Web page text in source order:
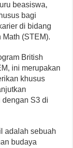
beasiswa,
bagi
di bidang
(STEM).
British
ini merupakan
khusus
S3 di
adalah sebuah
budaya